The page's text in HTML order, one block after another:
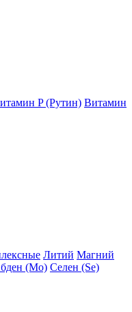
P (Рутин) Витамин
Литий Магний
(Мо) Селен (Se)